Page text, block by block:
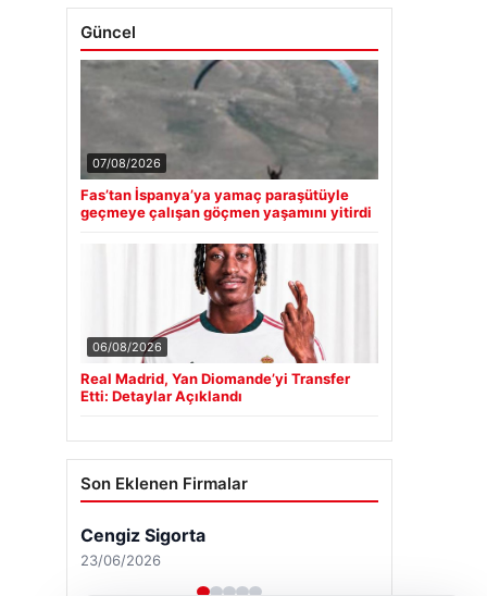
Güncel
07/08/2026
Fas’tan İspanya’ya yamaç paraşütüyle
geçmeye çalışan göçmen yaşamını yitirdi
06/08/2026
Real Madrid, Yan Diomande’yi Transfer
Etti: Detaylar Açıklandı
Son Eklenen Firmalar
Cengiz Sigorta
23/06/2026